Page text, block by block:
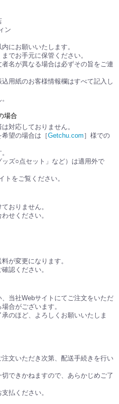
ン
にお願いいたします。
でお手元に保管ください。
名が異なる場合は必ずその旨をご連
用紙のお客様情報欄はすべて記入し
場合
対応しておりません。
望の場合は［Getchu.com ］様での
ズ○点セット」など）は適用外で
トをご覧ください。
おりません。
せください。
が変更になります。
認ください。
当社Webサイトにてご注文をいただ
合がございます。
のほど、よろしくお願いいたしま
文いただき次第、配送手続きを行い
できかねますので、あらかじめご了
払ください。